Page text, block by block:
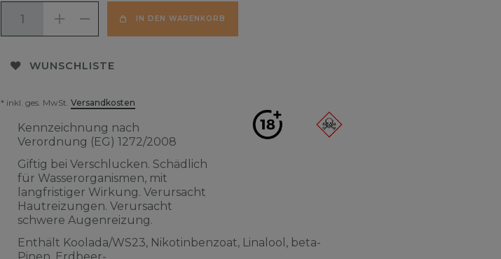
IN DEN WARENKORB
WUNSCHLISTE
* inkl. ges. MwSt. Versandkosten
Kennzeichnung nach
Verordnung (EG) 1272/2008
Giftig bei Verschlucken. Schädlich
für Wasserorganismen, mit
langfristiger Wirkung. Verursacht
Hautreizungen. Verursacht
schwere Augenreizung.
Enthält Koolada/WS23, Nikotinbenzoat, Linalool, beta-